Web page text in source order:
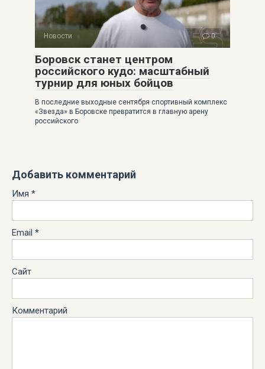
Новости 0
Боровск станет центром
российского кудо: масштабный
турнир для юных бойцов
В последние выходные сентября спортивный комплекс
«Звезда» в Боровске превратится в главную арену
российского
Добавить комментарий
Имя *
Email *
Сайт
Комментарий